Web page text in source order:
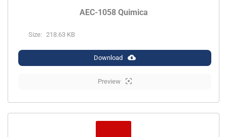
AEC-1058 Quimica
Size: 218.63 KB
Download
Preview